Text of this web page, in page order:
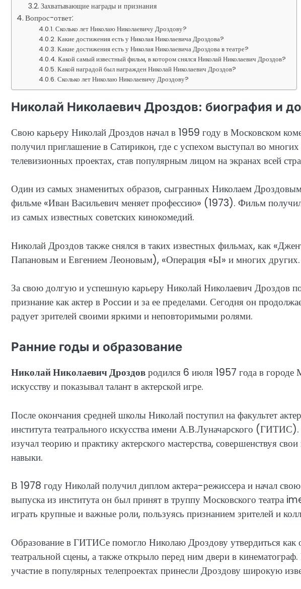
Захватывающие награды и признания
Вопрос-ответ:
Сколько лет Николаю Николаевичу Дроздову?
Какие достижения есть у Николая Николаевича Дроздова?
Какие достижения есть у Николая Николаевича Дроздова в театре?
Какой самый известный фильм, в котором снялся Николай Николаевич Дроздов?
Какой наградой был награжден Николай Николаевич Дроздов?
Сколько лет Николаю Николаевичу Дроздову?
Николай Николаевич Дроздов: биография и
Свою карьеру Николай Дроздов начал в 1959 году в Московском
получил приглашение в Сатирикон, где с успехом выступал во
телевизионных проектах, став популярным лицом на экранах всей
Один из самых знаменитых образов, сыгранных Николаем
фильме «Иван Васильевич меняет профессию» (1973). Фильм
из самых известных советских кинокомедий.
Николай Дроздов также снялся в таких известных фильмах, как
Папановым и Евгением Леоновым), «Операция «Ы» и многих других.
За свою долгую и успешную карьеру Николай Николаевич Дроздов
признание как актер в России и за ее пределами. Сегодня он
радует зрителей своими яркими и неповторимыми ролями.
Ранние годы и образование
Николай Николаевич Дроздовродился 6 июля 1957 года в городе
искусству и показывал талант в актерской игре.
После окончания средней школы Николай поступил на факультет
института театрального искусства имени А.В.Луначарского
изучал теорию и практику актерского мастерства, совершенствуя
навыки.
В 1978 году Николай получил диплом актера-режиссера и начал
выпуска из института он был принят в труппу Московского театра
играть крупные и важные роли, пользуясь признанием зрителей и
Образование в ГИТИСе помогло Николаю Дроздову утвердиться как
театральной сцены, а также открыло перед ним двери в
участие в популярных телепроектах принесли Дроздову широкую